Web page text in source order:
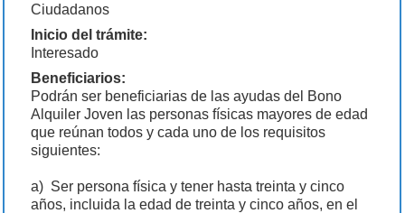
Ciudadanos
Inicio del trámite:
Interesado
Beneficiarios:
Podrán ser beneficiarias de las ayudas del Bono
Alquiler Joven las personas físicas mayores de edad
que reúnan todos y cada uno de los requisitos
siguientes:
a) Ser persona física y tener hasta treinta y cinco
años, incluida la edad de treinta y cinco años, en el